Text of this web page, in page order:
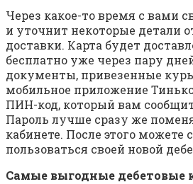
Через какое-то время с вами
и уточнит некоторые детали
доставки. Карта будет
бесплатно уже через пару
документы, привезенные
мобильное приложение
ПИН-код, который вам
Пароль лучше сразу же
кабинете. После этого можете
пользоваться своей новой
Самые выгодные дебетовые